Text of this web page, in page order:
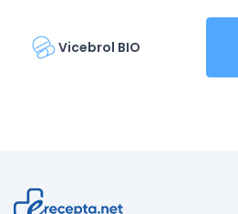
Vicebrol BIO